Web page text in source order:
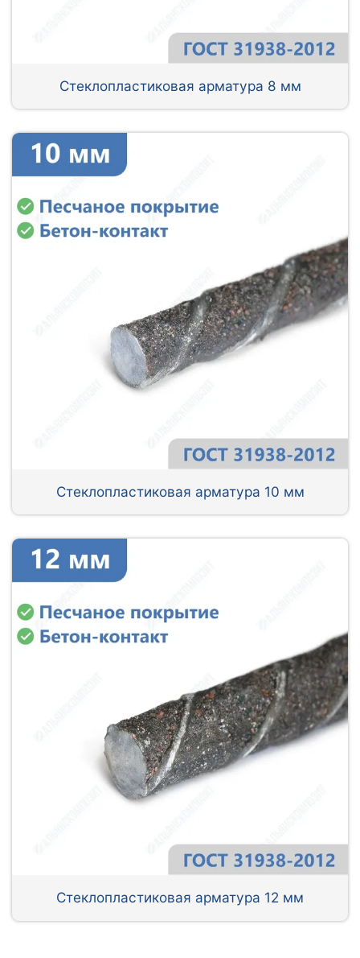
Стеклопластиковая арматура 8 мм
Стеклопластиковая арматура 10 мм
Стеклопластиковая арматура 12 мм